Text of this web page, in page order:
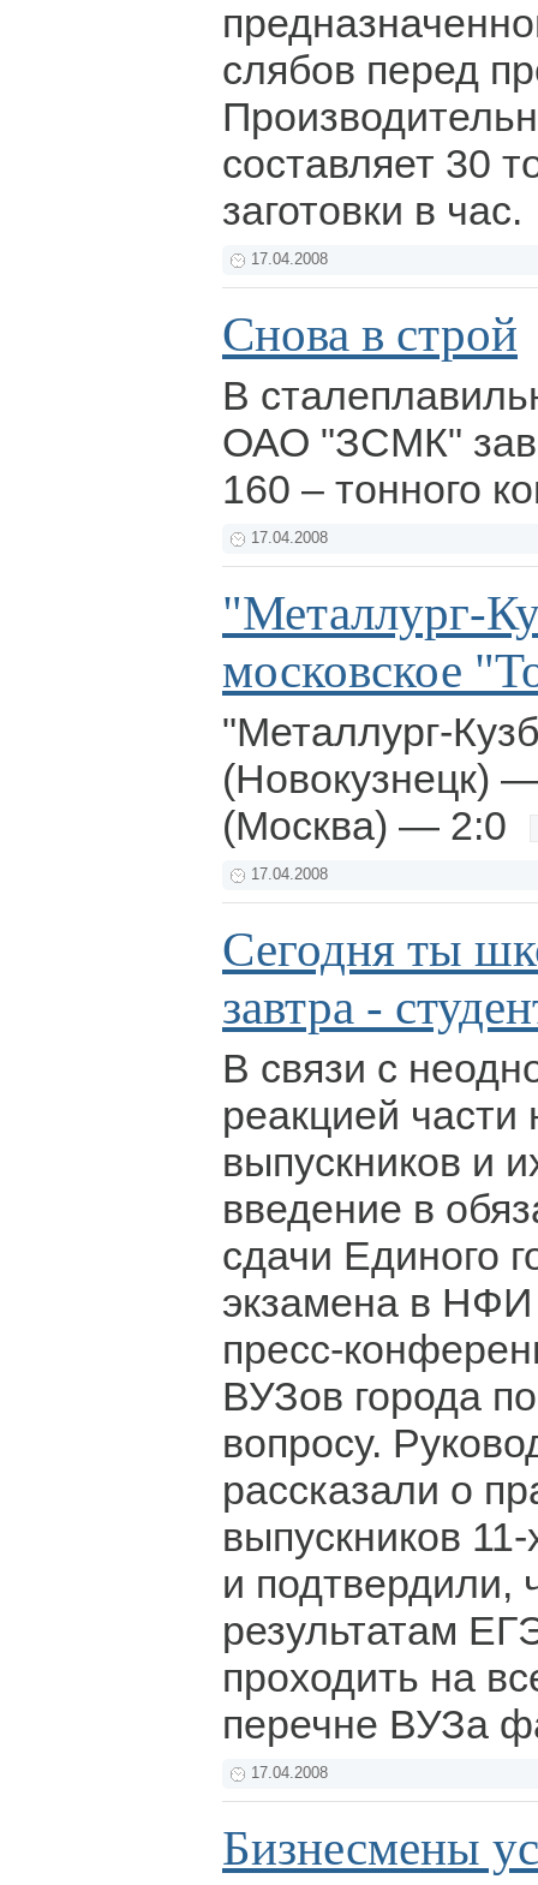
слябов перед
составляет 30
заготовки в час.
17.04.2008
Снова в строй
В
ОАО "ЗСМК"
160 – тонного
17.04.2008
"Металлург-
московское
"Металлург-
(Новокузнецк)
(Москва) — 2:0
17.04.2008
Сегодня ты
завтра -
В связи с
реакцией части
выпускников и
введение в
сдачи Единого
экзамена в
пресс-
ВУЗов города
вопросу.
рассказали о
выпускников
и подтвердили,
результатам
проходить на
перечне ВУЗа
17.04.2008
Бизнесмены